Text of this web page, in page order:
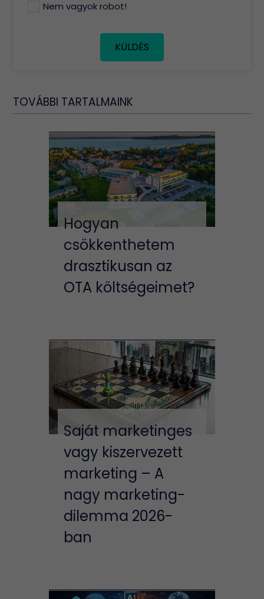
Nem vagyok robot!
KÜLDÉS
TOVÁBBI TARTALMAINK
Hogyan
csökkenthetem
drasztikusan az
OTA költségeimet?
Saját marketinges
vagy kiszervezett
marketing – A
nagy marketing-
dilemma 2026-
ban